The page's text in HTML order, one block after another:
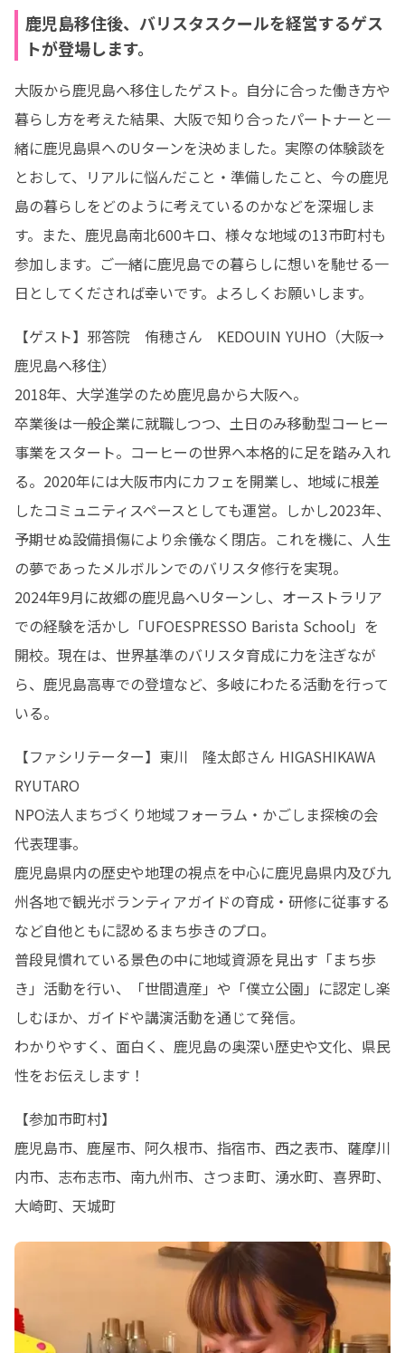
鹿児島移住後、バリスタスクールを経営するゲス
トが登場します。
大阪から鹿児島へ移住したゲスト。自分に合った働き方や
暮らし方を考えた結果、大阪で知り合ったパートナーと一
緒に鹿児島県へのUターンを決めました。実際の体験談を
とおして、リアルに悩んだこと・準備したこと、今の鹿児
島の暮らしをどのように考えているのかなどを深堀しま
す。また、鹿児島南北600キロ、様々な地域の13市町村も
参加します。ご一緒に鹿児島での暮らしに想いを馳せる一
日としてくだされば幸いです。よろしくお願いします。
【ゲスト】邪答院　侑穂さん　KEDOUIN YUHO（大阪→
鹿児島へ移住）
2018年、大学進学のため鹿児島から大阪へ。
卒業後は一般企業に就職しつつ、土日のみ移動型コーヒー
事業をスタート。コーヒーの世界へ本格的に足を踏み入れ
る。2020年には大阪市内にカフェを開業し、地域に根差
したコミュニティスペースとしても運営。しかし2023年、
予期せぬ設備損傷により余儀なく閉店。これを機に、人生
の夢であったメルボルンでのバリスタ修行を実現。
2024年9月に故郷の鹿児島へUターンし、オーストラリア
での経験を活かし「UFOESPRESSO Barista School」を
開校。現在は、世界基準のバリスタ育成に力を注ぎなが
ら、鹿児島高専での登壇など、多岐にわたる活動を行って
いる。
【ファシリテーター】東川　隆太郎さん HIGASHIKAWA
RYUTARO
NPO法人まちづくり地域フォーラム・かごしま探検の会
代表理事。
鹿児島県内の歴史や地理の視点を中心に鹿児島県内及び九
州各地で観光ボランティアガイドの育成・研修に従事する
など自他ともに認めるまち歩きのプロ。
普段見慣れている景色の中に地域資源を見出す「まち歩
き」活動を行い、「世間遺産」や「僕立公園」に認定し楽
しむほか、ガイドや講演活動を通じて発信。
わかりやすく、面白く、鹿児島の奥深い歴史や文化、県民
性をお伝えします！
【参加市町村】
鹿児島市、鹿屋市、阿久根市、指宿市、西之表市、薩摩川
内市、志布志市、南九州市、さつま町、湧水町、喜界町、
大崎町、天城町